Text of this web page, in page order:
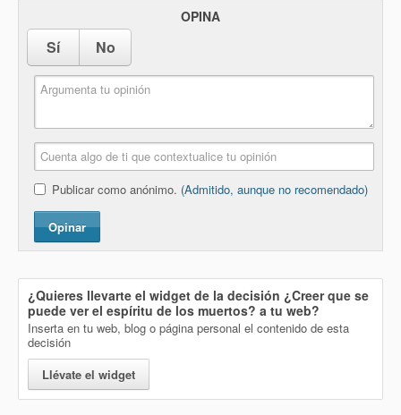
OPINA
Sí No
Publicar como anónimo. (Admitido, aunque no recomendado)
Opinar
¿Quieres llevarte el widget de la decisión ¿Creer que se
puede ver el espíritu de los muertos? a tu web?
Inserta en tu web, blog o página personal el contenido de esta
decisión
Llévate el widget